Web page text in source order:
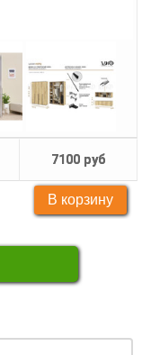
7100 руб